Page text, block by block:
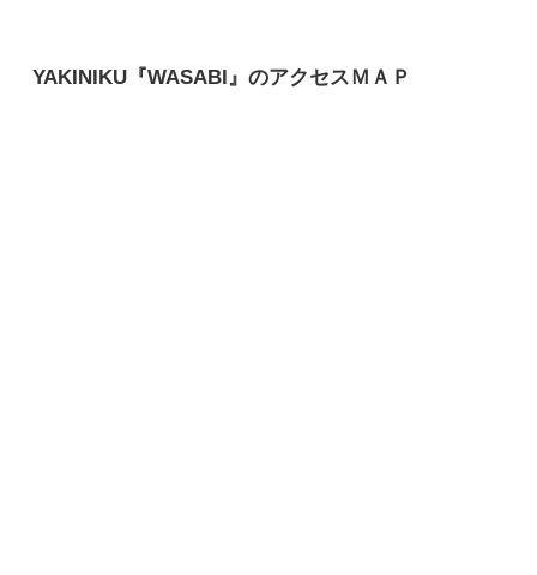
YAKINIKU『WASABI』のアクセスＭＡＰ